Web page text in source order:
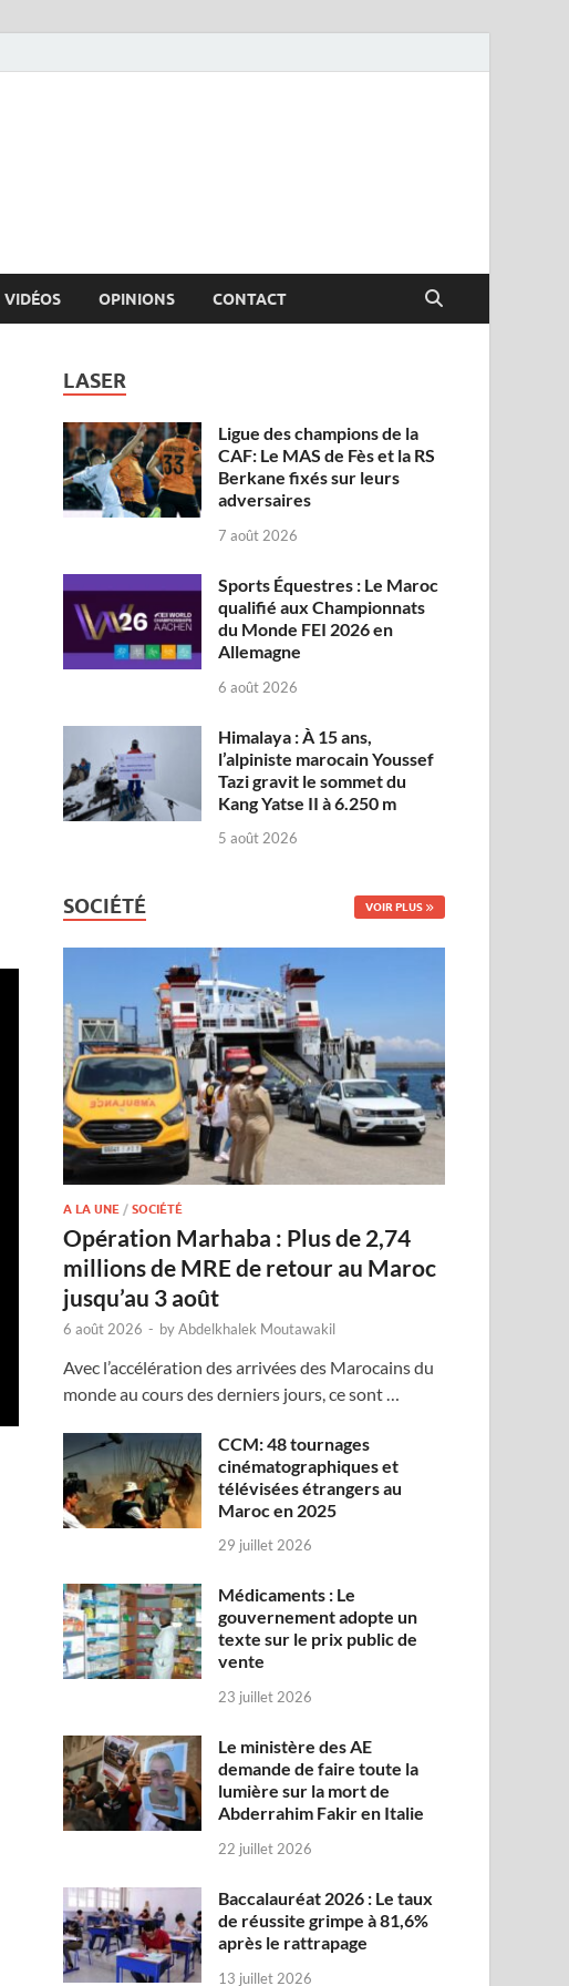
VIDÉOS OPINIONS CONTACT
LASER
Ligue des champions de la
CAF: Le MAS de Fès et la RS
Berkane fixés sur leurs
adversaires
7 août 2026
Sports Équestres : Le Maroc
qualifié aux Championnats
du Monde FEI 2026 en
Allemagne
6 août 2026
Himalaya : À 15 ans,
l’alpiniste marocain Youssef
Tazi gravit le sommet du
Kang Yatse II à 6.250 m
5 août 2026
SOCIÉTÉ VOIR PLUS
A LA UNE /SOCIÉTÉ
Opération Marhaba : Plus de 2,74
millions de MRE de retour au Maroc
jusqu’au 3 août
6 août 2026 - byAbdelkhalek Moutawakil
Avec l’accélération des arrivées des Marocains du
monde au cours des derniers jours, ce sont …
CCM: 48 tournages
cinématographiques et
télévisées étrangers au
Maroc en 2025
29 juillet 2026
Médicaments : Le
gouvernement adopte un
texte sur le prix public de
vente
23 juillet 2026
Le ministère des AE
demande de faire toute la
lumière sur la mort de
Abderrahim Fakir en Italie
22 juillet 2026
Baccalauréat 2026 : Le taux
de réussite grimpe à 81,6%
après le rattrapage
13 juillet 2026